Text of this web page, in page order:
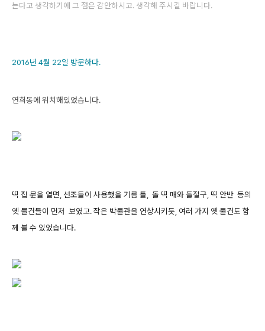
는다고 생각하기에 그 점은 감안하시고. 생각해 주시길 바랍니다.
2016년 4월 22일 방문하다.
연희동에 위치해있었습니다.
떡 집 문을 열면, 선조들이 사용했을 기름 틀, 돌 떡 매와 돌절구, 떡 안반 등의
옛 물건들이 먼저 보였고. 작은 박물관을 연상시키듯, 여러 가지 옛 물건도 함
께 볼 수 있었습니다.